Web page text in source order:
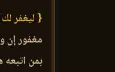
{ ليغفر
مغفور إن
بمن اتبعه